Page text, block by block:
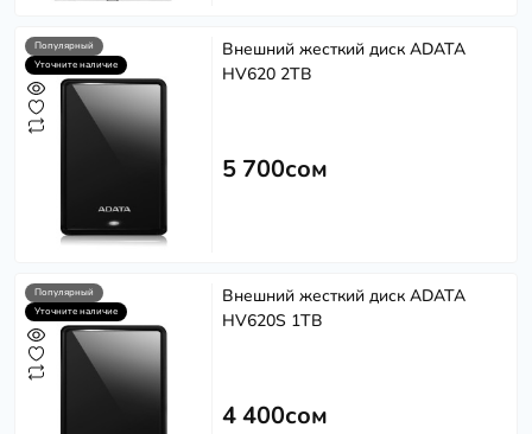
Популярный
Уточните наличие
Внешний жесткий диск ADATA
HV620 2TB
5 700сом
Популярный
Уточните наличие
Внешний жесткий диск ADATA
HV620S 1TB
4 400сом